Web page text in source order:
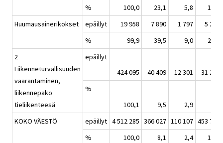
% 100,0 23,1 5,8
19,0
Huumausainerikokset
epäillyt 19 958 7 890 1 797
5 249
%
99,9 39,5 9,0
26,3
2
Liikenneturvallisuuden
vaarantaminen,
liikennepako
tieliikenteesä
epäillyt
424 095
40 409 12 301
31 201
%
100,1
9,5 2,9
KOKO VÄESTÖ
epäillyt 4 512 285 366 027 110 107 453 733
%
100,0 8,1 2,4 10,1